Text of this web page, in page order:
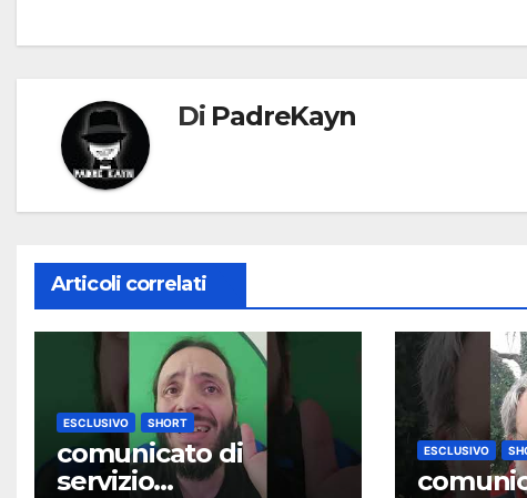
Di PadreKayn
Articoli correlati
ESCLUSIVO SHORT
comunicato di
servizio…
ESCLUSIVO